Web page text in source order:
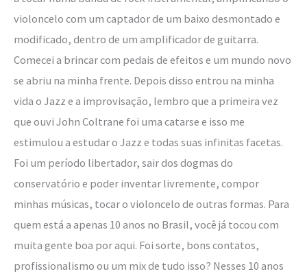
violoncelo com um captador de um baixo desmontado e
modificado, dentro de um amplificador de guitarra.
Comecei a brincar com pedais de efeitos e um mundo novo
se abriu na minha frente. Depois disso entrou na minha
vida o Jazz e a improvisação, lembro que a primeira vez
que ouvi John Coltrane foi uma catarse e isso me
estimulou a estudar o Jazz e todas suas infinitas facetas.
Foi um período libertador, sair dos dogmas do
conservatório e poder inventar livremente, compor
minhas músicas, tocar o violoncelo de outras formas. Para
quem está a apenas 10 anos no Brasil, você já tocou com
muita gente boa por aqui. Foi sorte, bons contatos,
profissionalismo ou um mix de tudo isso? Nesses 10 anos